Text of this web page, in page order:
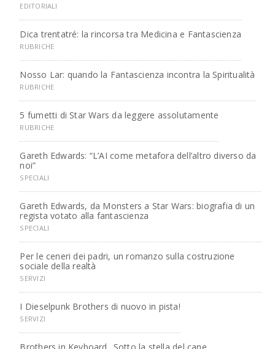
EDITORIALI
Dica trentatré: la rincorsa tra Medicina e Fantascienza
RUBRICHE
Nosso Lar: quando la Fantascienza incontra la Spiritualità
RUBRICHE
5 fumetti di Star Wars da leggere assolutamente
RUBRICHE
Gareth Edwards: “L’AI come metafora dell’altro diverso da
noi”
SPECIALI
Gareth Edwards, da Monsters a Star Wars: biografia di un
regista votato alla fantascienza
SPECIALI
Per le ceneri dei padri, un romanzo sulla costruzione
sociale della realtà
SERVIZI
I Dieselpunk Brothers di nuovo in pista!
SERVIZI